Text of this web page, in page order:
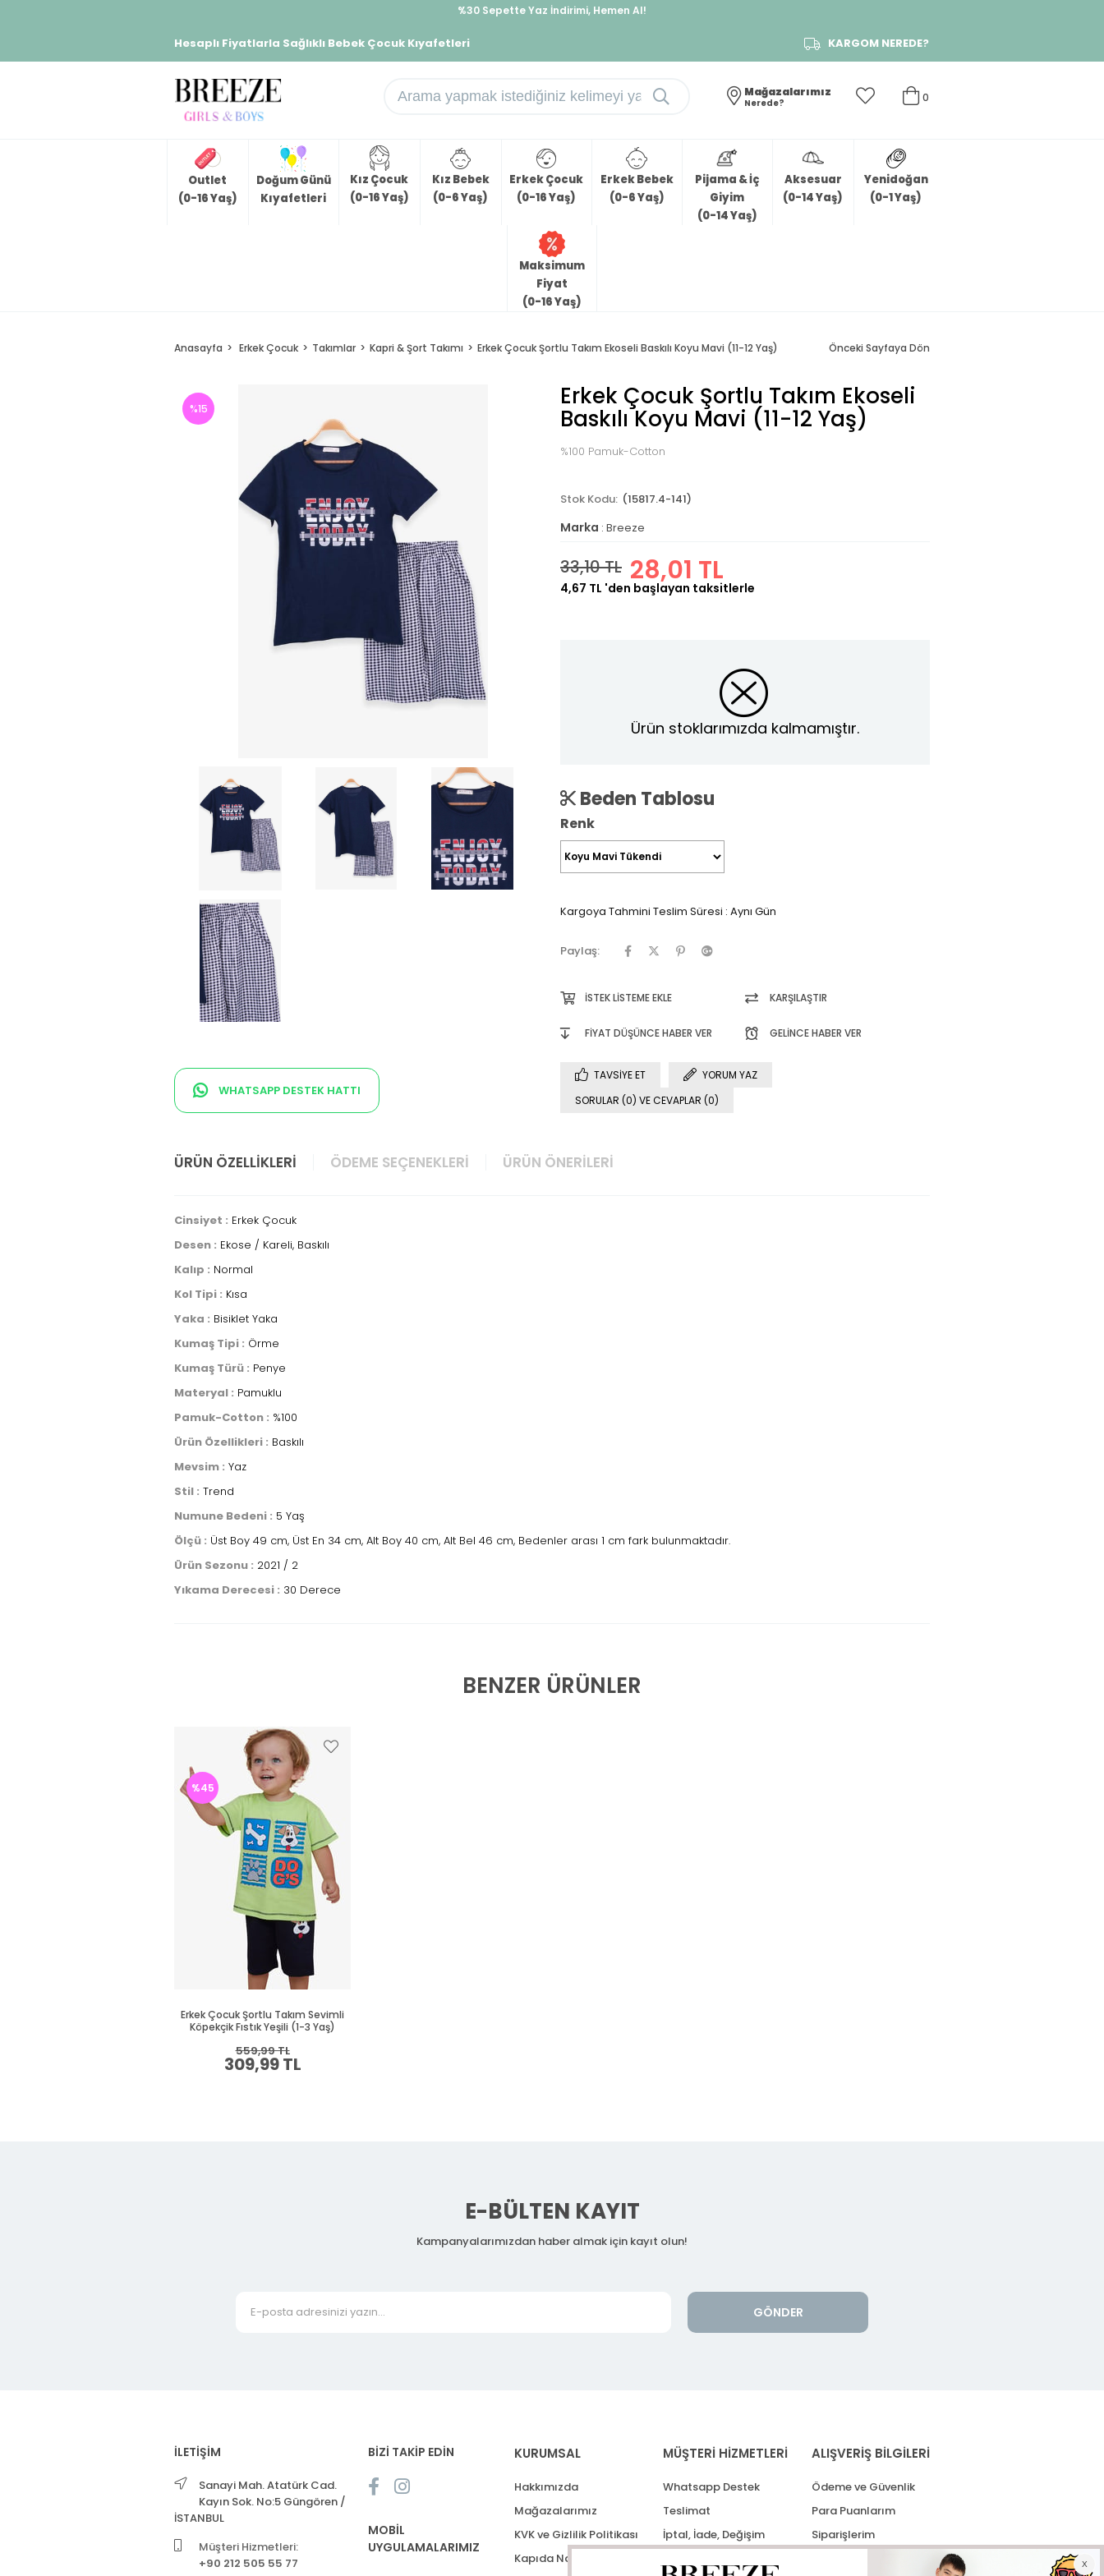
İndirimlere ek %10 İndirimi Kap, Hemen Üye Ol!
Hesaplı Fiyatlarla Sağlıklı Bebek Çocuk Kıyafetleri KARGOM NEREDE?
0
Mağazalarımız
Nerede?
Outlet
(0-16 Yaş)
Doğum Günü
Kıyafetleri
Kız Çocuk
(0-16 Yaş)
Kız Bebek
(0-6 Yaş)
Erkek Çocuk
(0-16 Yaş)
Erkek Bebek
(0-6 Yaş)
Pijama & İç
Giyim
(0-14 Yaş)
Aksesuar
(0-14 Yaş)
Yenidoğan
(0-1 Yaş)
Maksimum
Fiyat
(0-16 Yaş)
Anasayfa Erkek Çocuk Takımlar Kapri & Şort Takımı Erkek Çocuk Şortlu Takım Ekoseli Baskılı Koyu Mavi (11-12 Yaş) Önceki Sayfaya Dön
%15
WHATSAPP DESTEK HATTI
Erkek Çocuk Şortlu Takım Ekoseli
Baskılı Koyu Mavi (11-12 Yaş)
%100 Pamuk-Cotton
(15817.4-141)
Marka : Breeze
33,10 TL 28,01 TL
4,67 TL 'den başlayan taksitlerle
Ürün stoklarımızda kalmamıştır.
Beden Tablosu
Renk
Kargoya Tahmini Teslim Süresi : Aynı Gün
Paylaş:
İSTEK LISTEME EKLE KARŞILAŞTIR
FIYAT DÜŞÜNCE HABER VER GELINCE HABER VER
TAVSIYE ET
YORUM YAZ
SORULAR (0) VE CEVAPLAR (0)
ÜRÜN ÖZELLIKLERI ÖDEME SEÇENEKLERI ÜRÜN ÖNERILERI
Cinsiyet : Erkek Çocuk
Desen : Ekose / Kareli, Baskılı
Kalıp : Normal
Kol Tipi : Kısa
Yaka : Bisiklet Yaka
Kumaş Tipi : Örme
Kumaş Türü : Penye
Materyal : Pamuklu
Pamuk-Cotton : %100
Ürün Özellikleri : Baskılı
Mevsim : Yaz
Stil : Trend
Numune Bedeni : 5 Yaş
Ölçü : Üst Boy 49 cm, Üst En 34 cm, Alt Boy 40 cm, Alt Bel 46 cm, Bedenler arası 1 cm fark bulunmaktadır.
Ürün Sezonu : 2021 / 2
Yıkama Derecesi : 30 Derece
BENZER ÜRÜNLER
Erkek Çocuk Şortlu Takım Sevimli
Köpekçik Fıstık Yeşili (1-3 Yaş)
309,99 TL
559,99 TL
%45
E-BÜLTEN KAYIT
Kampanyalarımızdan haber almak için kayıt olun!
GÖNDER
İLETİŞİM
Sanayi Mah. Atatürk Cad.
Kayın Sok. No:5 Güngören /
İSTANBUL
Müşteri Hizmetleri:
+90 212 505 55 77
BİZİ TAKİP EDİN
MOBİL
UYGULAMALARIMIZ
KURUMSAL
Hakkımızda
Mağazalarımız
KVK ve Gizlilik Politikası
Kapıda Nakit Ödeme
MÜŞTERİ HİZMETLERİ
Whatsapp Destek
Teslimat
İptal, İade, Değişim
ALIŞVERİŞ BİLGİLERİ
Ödeme ve Güvenlik
Para Puanlarım
Siparişlerim